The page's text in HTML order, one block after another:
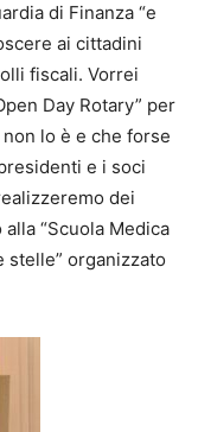
di Finanza “e
ai cittadini
fiscali. Vorrei
Day Rotary” per
lo è e che forse
e i soci
dei
“Scuola Medica
stelle” organizzato